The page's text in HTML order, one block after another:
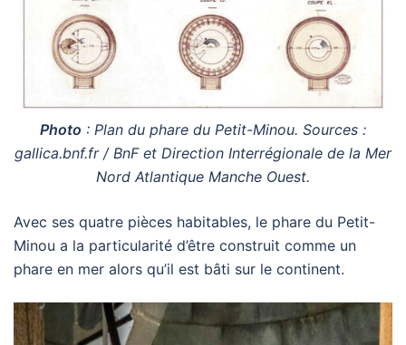
Photo : Plan du phare du Petit-Minou. Sources :
gallica.bnf.fr / BnF et Direction Interrégionale de la Mer
Nord Atlantique Manche Ouest.
Avec ses quatre pièces habitables, le phare du Petit-
Minou a la particularité d’être construit comme un
phare en mer alors qu’il est bâti sur le continent.